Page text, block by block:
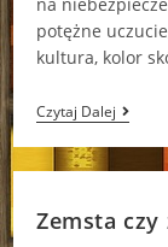
potężne
kultura, kolor
Czytaj DalejMiłość
Ponad
Zemsta czy